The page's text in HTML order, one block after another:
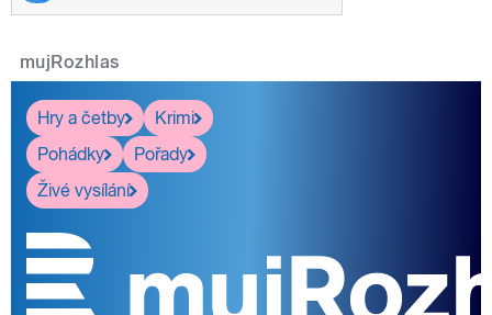
mujRozhlas
Hry a četby
Krimi
Pohádky
Pořady
Živé vysílání